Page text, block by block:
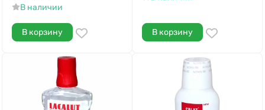
В наличии
В корзину В корзину